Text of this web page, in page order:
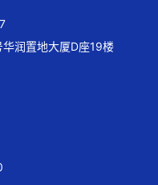
润置地大厦D座19楼